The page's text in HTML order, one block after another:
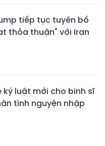
tiếp tục tuyên bố
thỏa thuận" với Iran
ký luật mới cho binh sĩ
tình nguyện nhập